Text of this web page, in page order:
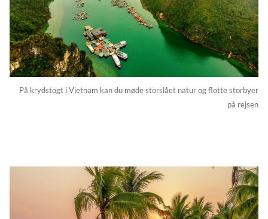
På krydstogt i Vietnam kan du møde storslået natur og flotte storbyer
på rejsen